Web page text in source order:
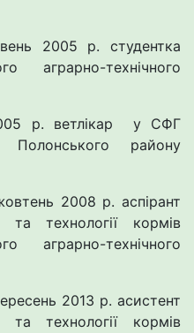
2005 р. студентка
аграрно-технічного
р. ветлікар у СФГ
Полонського району
2008 р. аспірант
та технології кормів
аграрно-технічного
2013 р. асистент
та технології кормів